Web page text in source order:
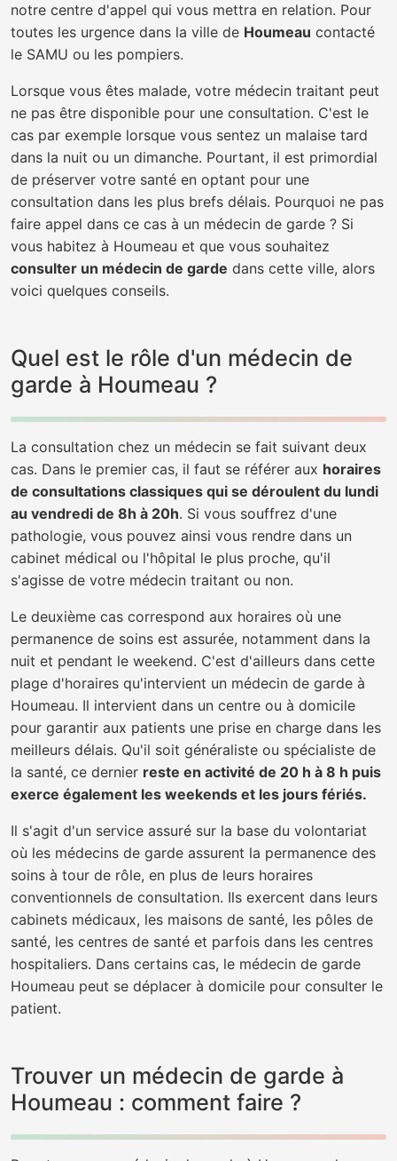
notre centre d'appel qui vous mettra en relation. Pour
toutes les urgence dans la ville de Houmeau contacté
le SAMU ou les pompiers.
Lorsque vous êtes malade, votre médecin traitant peut
ne pas être disponible pour une consultation. C'est le
cas par exemple lorsque vous sentez un malaise tard
dans la nuit ou un dimanche. Pourtant, il est primordial
de préserver votre santé en optant pour une
consultation dans les plus brefs délais. Pourquoi ne pas
faire appel dans ce cas à un médecin de garde ? Si
vous habitez à Houmeau et que vous souhaitez
consulter un médecin de garde dans cette ville, alors
voici quelques conseils.
Quel est le rôle d'un médecin de
garde à Houmeau ?
La consultation chez un médecin se fait suivant deux
cas. Dans le premier cas, il faut se référer aux horaires
de consultations classiques qui se déroulent du lundi
au vendredi de 8h à 20h. Si vous souffrez d'une
pathologie, vous pouvez ainsi vous rendre dans un
cabinet médical ou l'hôpital le plus proche, qu'il
s'agisse de votre médecin traitant ou non.
Le deuxième cas correspond aux horaires où une
permanence de soins est assurée, notamment dans la
nuit et pendant le weekend. C'est d'ailleurs dans cette
plage d'horaires qu'intervient un médecin de garde à
Houmeau. Il intervient dans un centre ou à domicile
pour garantir aux patients une prise en charge dans les
meilleurs délais. Qu'il soit généraliste ou spécialiste de
la santé, ce dernier reste en activité de 20 h à 8 h puis
exerce également les weekends et les jours fériés.
Il s'agit d'un service assuré sur la base du volontariat
où les médecins de garde assurent la permanence des
soins à tour de rôle, en plus de leurs horaires
conventionnels de consultation. Ils exercent dans leurs
cabinets médicaux, les maisons de santé, les pôles de
santé, les centres de santé et parfois dans les centres
hospitaliers. Dans certains cas, le médecin de garde
Houmeau peut se déplacer à domicile pour consulter le
patient.
Trouver un médecin de garde à
Houmeau : comment faire ?